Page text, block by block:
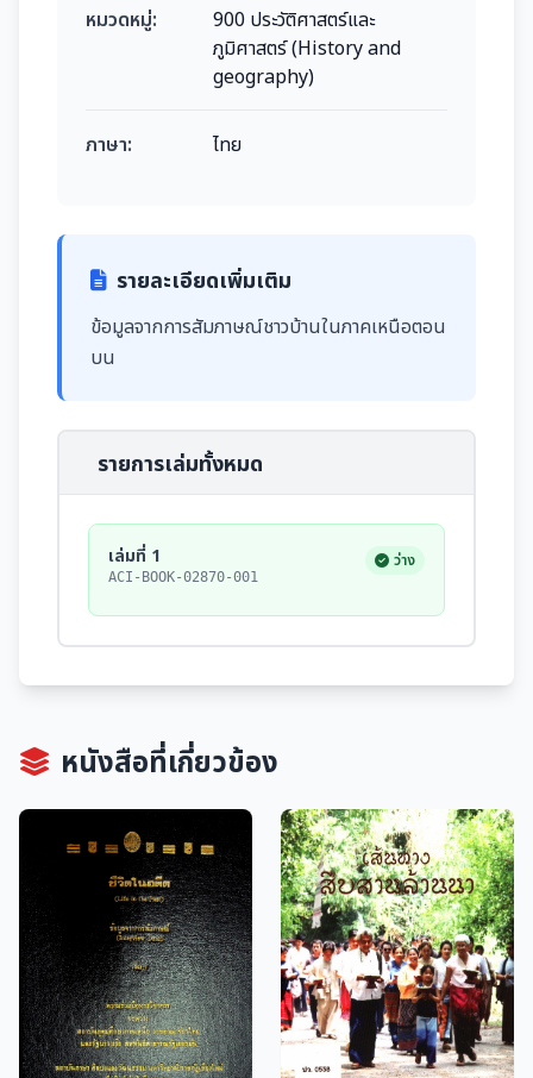
หมวดหมู่:
900 ประวัติศาสตร์และ
ภูมิศาสตร์ (History and
geography)
ภาษา: ไทย
รายละเอียดเพิ่มเติม
ข้อมูลจากการสัมภาษณ์ชาวบ้านในภาคเหนือตอน
บน
รายการเล่มทั้งหมด
เล่มที่ 1
ACI-BOOK-02870-001
ว่าง
หนังสือที่เกี่ยวข้อง